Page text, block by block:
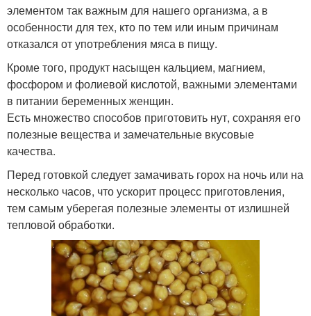
элементом так важным для нашего организма, а в
особенности для тех, кто по тем или иным причинам
отказался от употребления мяса в пищу.
Кроме того, продукт насыщен кальцием, магнием,
фосфором и фолиевой кислотой, важными элементами
в питании беременных женщин.
Есть множество способов приготовить нут, сохраняя его
полезные вещества и замечательные вкусовые
качества.
Перед готовкой следует замачивать горох на ночь или на
несколько часов, что ускорит процесс приготовления,
тем самым уберегая полезные элементы от излишней
тепловой обработки.